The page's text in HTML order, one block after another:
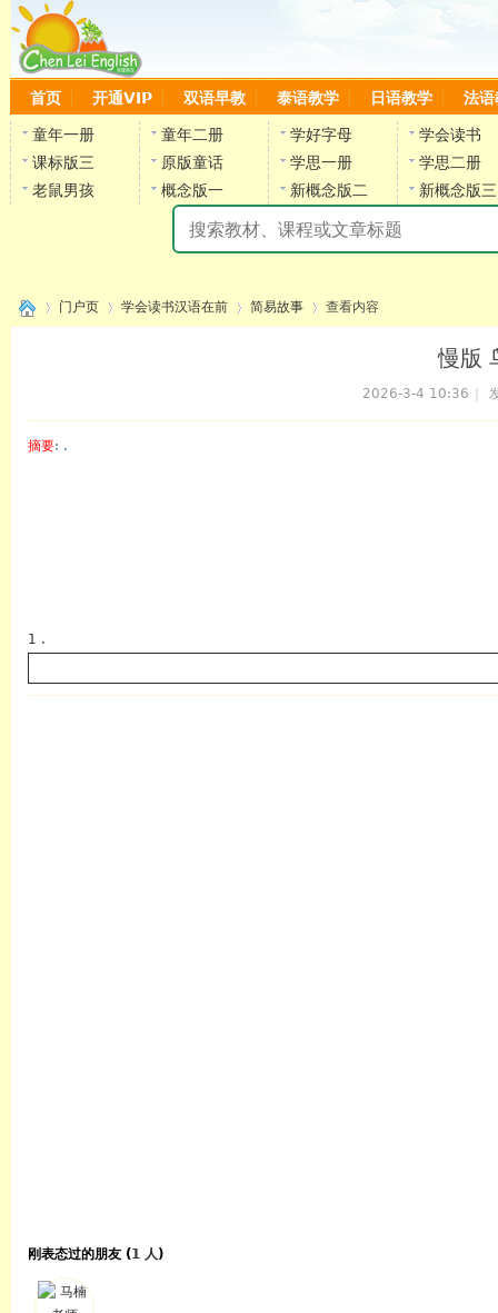
首页 开通VIP 双语早教 泰语教学 日语教学 法语
童年一册 童年二册 学好字母
学会读书
课标版三
原版童话 学思一册
学思二册
老鼠男孩
概念版一 新概念版二 新概念版三
门户页 学会读书汉语在前 简易故事 查看内容
慢版
2026-3-4 10:36
摘要: .
1 .
刚表态过的朋友 (1 人)